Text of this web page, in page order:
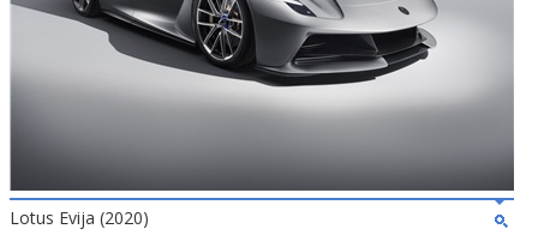
Lotus Evija (2020)